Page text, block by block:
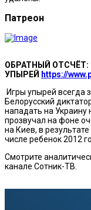
Патреон
ОБРАТНЫЙ ОТСЧЁТ:
УПЫРЕЙ https://
Игры упырей всегда
Белорусский
нападать на
прозвучал на фоне
на Киев, в
числе ребенок 2012
Смотрите
канале Сотник-ТВ.